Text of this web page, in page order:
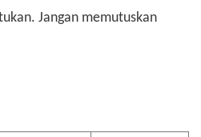
Jangan memutuskan